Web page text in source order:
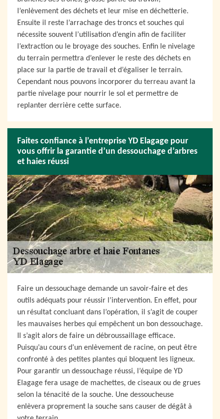
l’enlèvement des déchets et leur mise en déchetterie.
Ensuite il reste l’arrachage des troncs et souches qui
nécessite souvent l’utilisation d’engin afin de faciliter
l’extraction ou le broyage des souches. Enfin le nivelage
du terrain permettra d’enlever le reste des déchets en
place sur la partie de travail et d’égaliser le terrain.
Cependant nous pouvons incorporer du terreau avant la
partie nivelage pour nourrir le sol et permettre de
replanter derrière cette surface.
Faites confiance à l’entreprise YD Elagage pour
vous offrir la garantie d’un dessouchage d’arbres
et haies réussi
Faire un dessouchage demande un savoir-faire et des
outils adéquats pour réussir l’intervention. En effet, pour
un résultat concluant dans l’opération, il s’agit de couper
les mauvaises herbes qui empêchent un bon dessouchage.
Il s’agit alors de faire un débroussaillage efficace.
Puisqu’au cours d’un enlèvement de racine, on peut être
confronté à des petites plantes qui bloquent les ligneux.
Pour garantir un dessouchage réussi, l’équipe de YD
Elagage fera usage de machettes, de ciseaux ou de grues
selon la ténacité de la souche. Une dessoucheuse
enlèvera proprement la souche sans causer de dégât à